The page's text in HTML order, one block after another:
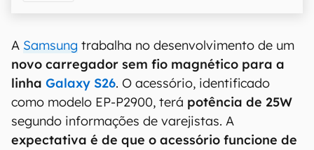
A Samsung trabalha no desenvolvimento de um
novo carregador sem fio magnético para a
linha Galaxy S26. O acessório, identificado
como modelo EP-P2900, terá potência de 25W
segundo informações de varejistas. A
expectativa é de que o acessório funcione de